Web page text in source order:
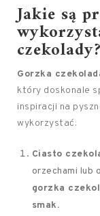
Jakie są
czekolady?
Gorzka
który doskonale
inspiracji na
wykorzystać:
Ciasto
orzechami lub
gorzka
smak.